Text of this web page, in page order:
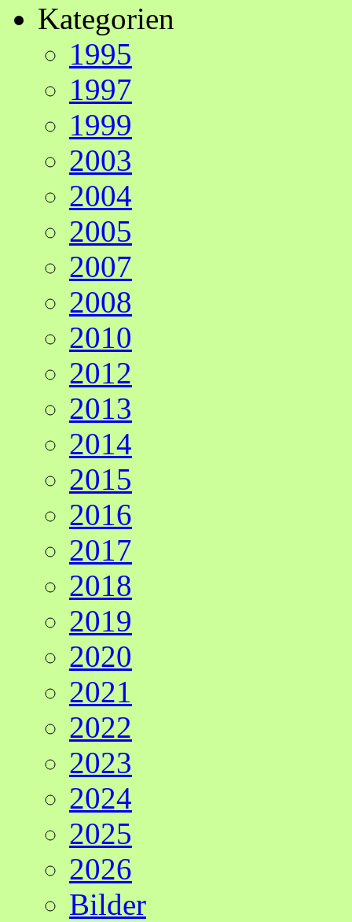
Kategorien
1995
1997
1999
2003
2004
2005
2007
2008
2010
2012
2013
2014
2015
2016
2017
2018
2019
2020
2021
2022
2023
2024
2025
2026
Bilder